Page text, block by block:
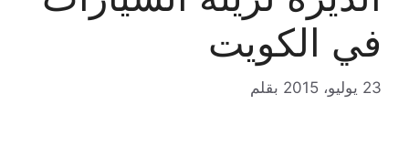
في الكويت
23 يوليو، 2015 بقلم